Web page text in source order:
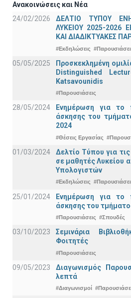
Ανακοινώσεις και Νέα
24/02/2026
ΔΕΛΤΙΟ ΤΥΠΟΥ
ΛΥΚΕΙΟΥ 2025-2026
ΚΑΙ ΔΙΑΔΙΚΤΥΑΚΕΣ
#Εκδηλώσεις
05/05/2025
Προσκεκλημένη
Distinguished
Katsavounidis
#Παρουσιάσεις
28/05/2024
Ενημέρωση για το
άσκησης του
2024
#Θέσεις Εργασίας
01/03/2024
Δελτίο Τύπου για
σε μαθητές Λυκείου
Υπολογιστών
#Εκδηλώσεις
25/01/2024
Ενημέρωση για το
άσκησης του
#Παρουσιάσεις #Σπουδές
03/10/2023
Σεμινάρια
Φοιτητές
#Παρουσιάσεις
09/05/2023
Διαγωνισμός
λεπτά
#Διαγωνισμοί